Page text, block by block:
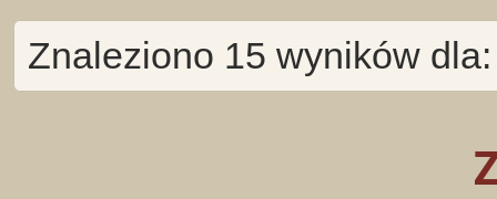
Znaleziono 15 wyników